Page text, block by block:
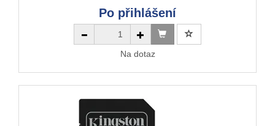
Po přihlášení
Na dotaz